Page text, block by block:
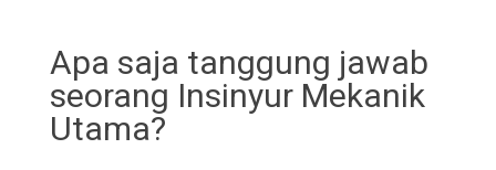
Apa saja tanggung jawab
seorang Insinyur Mekanik
Utama?